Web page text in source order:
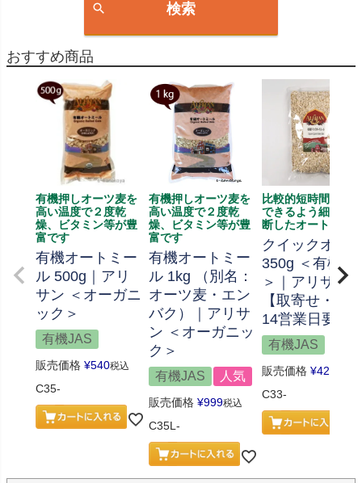
検索
おすすめ商品
有機押しオーツ麦を
高い温度で２度乾
燥、ビタミン等が豊
富です
有機オートミー
ル 500g｜アリ
サン ＜オーガニ
ック＞
有機JAS
販売価格 ¥540税込
C35-
有機押しオーツ麦を
高い温度で２度乾
燥、ビタミン等が豊
富です
有機オートミー
ル 1kg （別名：
オーツ麦・エン
バク）｜アリサ
ン ＜オーガニッ
ク＞
有機JAS 人気
販売価格 ¥999税込
C35L-
比較的短時間で調
できるよう細かく
断したオートミー
クイックオー
350g ＜有機
＞｜アリサン
【取寄せ・最
14営業日要】
有機JAS
販売価格 ¥421
C33-